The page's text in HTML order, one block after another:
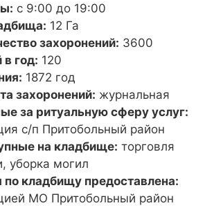
с 9:00 до 19:00
12 Га
захоронений: 3600
в год: 120
1872 год
захоронений: журнальная
за ритуальную сферу услуг:
с/п Притобольный район
на кладбище: торговля
уборка могил
кладбищу предоставлена:
МО Притобольный район